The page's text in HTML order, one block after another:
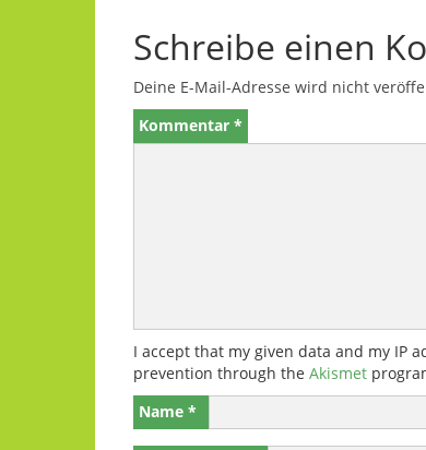
Schreibe einen
Deine E-Mail-Adresse wird nicht
Kommentar *
I accept that my given data and my IP
prevention through the Akismet
Name *